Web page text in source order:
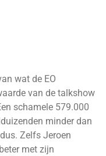
wat de EO
van de talkshow
schamele 579.000
minder dan
Zelfs Jeroen
met zijn